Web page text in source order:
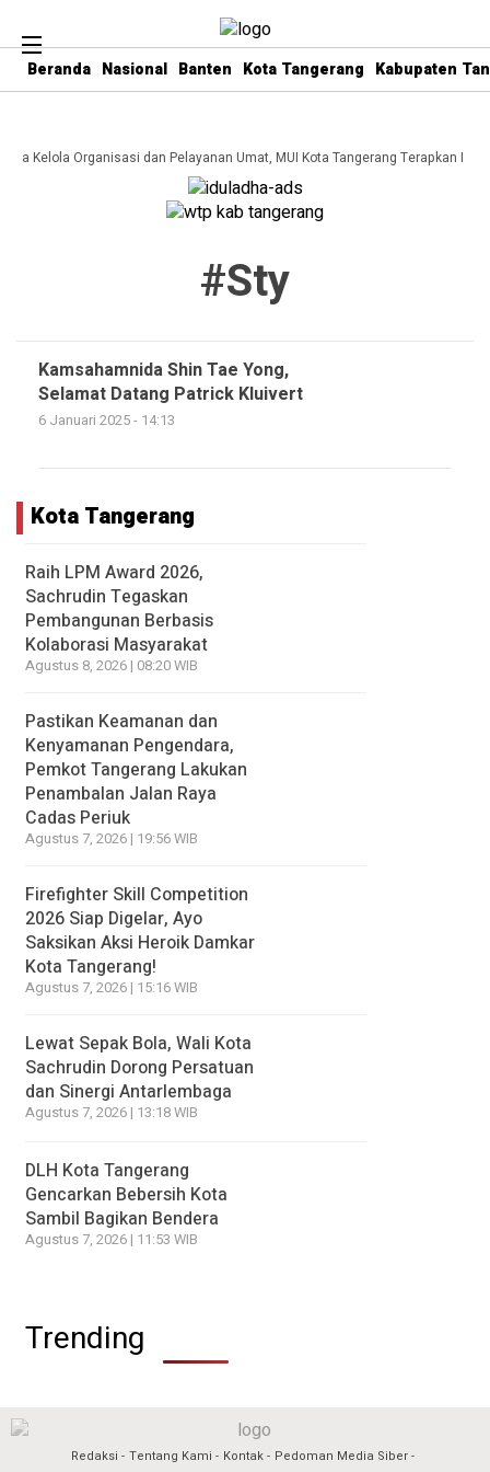
Beranda Nasional Banten Kota Tangerang Kabupaten
Kelola Organisasi dan Pelayanan Umat, MUI Kota Tangerang Terapkan ISO
#sty
Kamsahamnida Shin Tae Yong,
Selamat Datang Patrick Kluivert
6 Januari 2025 - 14:13
Kota Tangerang
Raih LPM Award 2026,
Sachrudin Tegaskan
Pembangunan Berbasis
Kolaborasi Masyarakat
Agustus 8, 2026 | 08:20 WIB
Pastikan Keamanan dan
Kenyamanan Pengendara,
Pemkot Tangerang Lakukan
Penambalan Jalan Raya
Cadas Periuk
Agustus 7, 2026 | 19:56 WIB
Firefighter Skill Competition
2026 Siap Digelar, Ayo
Saksikan Aksi Heroik Damkar
Kota Tangerang!
Agustus 7, 2026 | 15:16 WIB
Lewat Sepak Bola, Wali Kota
Sachrudin Dorong Persatuan
dan Sinergi Antarlembaga
Agustus 7, 2026 | 13:18 WIB
DLH Kota Tangerang
Gencarkan Bebersih Kota
Sambil Bagikan Bendera
Agustus 7, 2026 | 11:53 WIB
Trending
Redaksi Tentang Kami Kontak
Pedoman Media Siber